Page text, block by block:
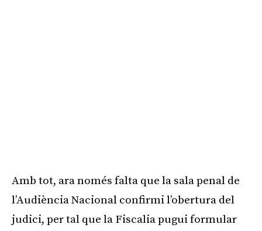
Amb tot, ara només falta que la sala penal de
l’Audiència Nacional confirmi l’obertura del
judici, per tal que la Fiscalia pugui formular